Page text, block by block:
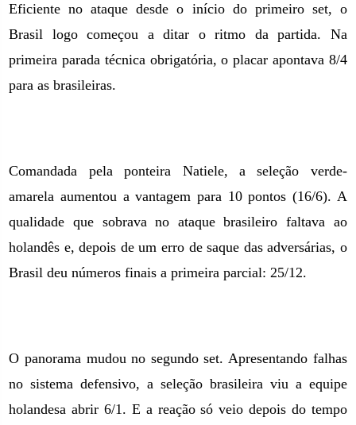
Eficiente no ataque desde o início do primeiro set, o
Brasil logo começou a ditar o ritmo da partida. Na
primeira parada técnica obrigatória, o placar apontava 8/4
para as brasileiras.
Comandada pela ponteira Natiele, a seleção verde-
amarela aumentou a vantagem para 10 pontos (16/6). A
qualidade que sobrava no ataque brasileiro faltava ao
holandês e, depois de um erro de saque das adversárias, o
Brasil deu números finais a primeira parcial: 25/12.
O panorama mudou no segundo set. Apresentando falhas
no sistema defensivo, a seleção brasileira viu a equipe
holandesa abrir 6/1. E a reação só veio depois do tempo